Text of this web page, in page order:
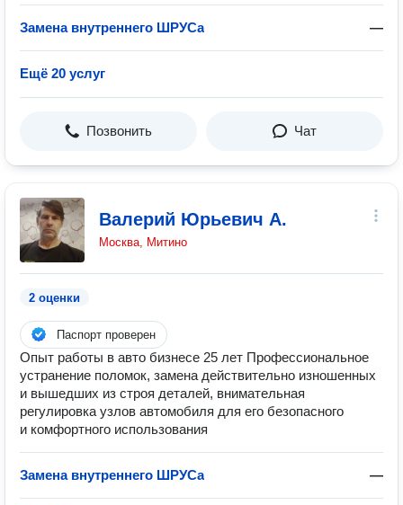
Замена внутреннего ШРУСа —
Ещё 20 услуг
Позвонить Чат
Валерий Юрьевич А.
Москва, Митино
2 оценки
Паспорт проверен
Опыт работы в авто бизнесе 25 лет Профессиональное
устранение поломок, замена действительно изношенных
и вышедших из строя деталей, внимательная
регулировка узлов автомобиля для его безопасного
и комфортного использования
Замена внутреннего ШРУСа —